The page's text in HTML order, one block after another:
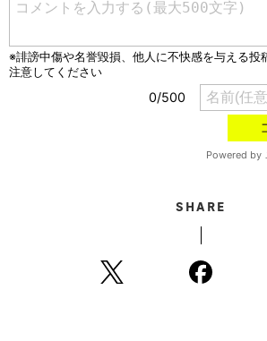
SHARE